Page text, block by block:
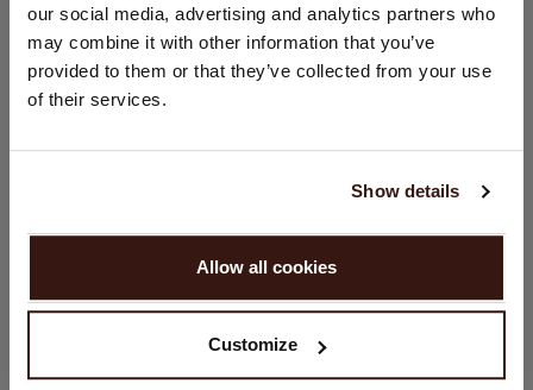
our social media, advertising and analytics partners who
may combine it with other information that you’ve
provided to them or that they’ve collected from your use
of their services.
Show details
Allow all cookies
Customize
VERSAND & RÜCKGABE
Vereinigte Staaten ($)
WEITER